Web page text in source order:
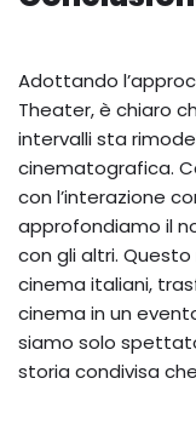
Adottando
Theater, è chiaro
intervalli sta
cinematografica.
con l’interazione
approfondiamo il
con gli altri.
cinema italiani,
cinema in un
siamo solo
storia condivisa